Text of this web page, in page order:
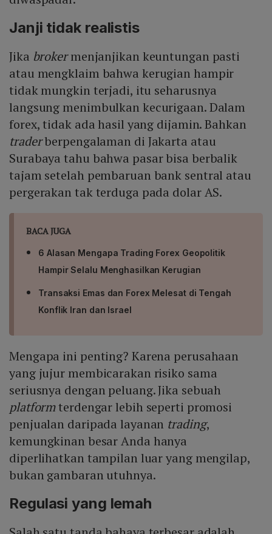
tidak ada jaminan profit.
serta kejelasan respon; keempat, coba platform demo
untuk menilai kualitas eksekusi, kestabilan grafik, dan
kejelasan informasi biaya; kelima, bandingkan spread
tawaran yang terlalu menggiurkan. Dengan mengikuti
langkah ini, trader dapat menilai apakah broker
tersebut transparan dan dapat dipercaya sebelum
menaruh dana.
Janji tidak realistis
Jika brokermenjanjikan keuntungan pasti
atau mengklaim bahwa kerugian hampir
tidak mungkin terjadi, itu seharusnya
langsung menimbulkan kecurigaan. Dalam
forex, tidak ada hasil yang dijamin. Bahkan
traderberpengalaman di Jakarta atau
Surabaya tahu bahwa pasar bisa berbalik
tajam setelah pembaruan bank sentral atau
pergerakan tak terduga pada dolar AS.
BACA JUGA
6 Alasan Mengapa Trading Forex Geopolitik
Hampir Selalu Menghasilkan Kerugian
Transaksi Emas dan Forex Melesat di Tengah
Konflik Iran dan Israel
Mengapa ini penting? Karena perusahaan
yang jujur membicarakan risiko sama
seriusnya dengan peluang. Jika sebuah
platformterdengar lebih seperti promosi
penjualan daripada layanan trading,
kemungkinan besar Anda hanya
diperlihatkan tampilan luar yang mengilap,
bukan gambaran utuhnya.
Regulasi yang lemah